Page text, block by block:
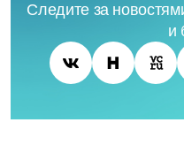
Следите за
и